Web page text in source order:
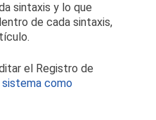
sintaxis y lo que
de cada sintaxis,
el Registro de
como